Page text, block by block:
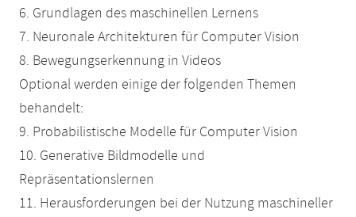
6. Grundlagen des maschinellen Lernens
7. Neuronale Architekturen für Computer Vision
8. Bewegungserkennung in Videos
Optional werden einige der folgenden Themen
behandelt:
9. Probabilistische Modelle für Computer Vision
10. Generative Bildmodelle und
Repräsentationslernen
11. Herausforderungen bei der Nutzung maschineller